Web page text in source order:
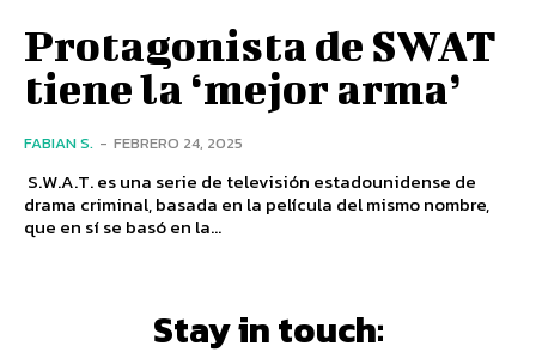
Protagonista de SWAT
tiene la ‘mejor arma’
FABIAN S. - FEBRERO 24, 2025
S.W.A.T. es una serie de televisión estadounidense de
drama criminal, basada en la película del mismo nombre,
que en sí se basó en la...
Stay in touch: